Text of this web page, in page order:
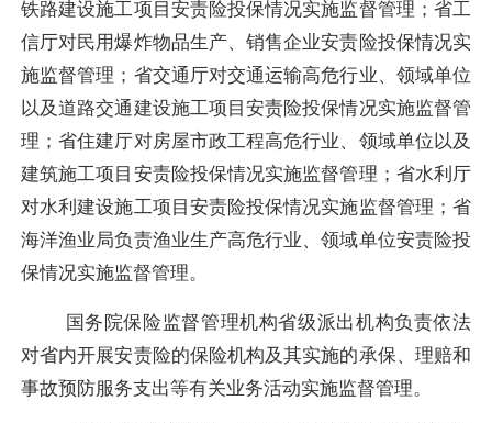
铁路建设施工项目安责险投保情况实施监督管理；省工
信厅对民用爆炸物品生产、销售企业安责险投保情况实
施监督管理；省交通厅对交通运输高危行业、领域单位
以及道路交通建设施工项目安责险投保情况实施监督管
理；省住建厅对房屋市政工程高危行业、领域单位以及
建筑施工项目安责险投保情况实施监督管理；省水利厅
对水利建设施工项目安责险投保情况实施监督管理；省
海洋渔业局负责渔业生产高危行业、领域单位安责险投
保情况实施监督管理。
国务院保险监督管理机构省级派出机构负责依法
对省内开展安责险的保险机构及其实施的承保、理赔和
事故预防服务支出等有关业务活动实施监督管理。